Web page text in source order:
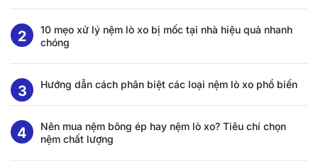
10 mẹo xử lý nệm lò xo bị mốc tại nhà hiệu quả nhanh
chóng
Hướng dẫn cách phân biệt các loại nệm lò xo phổ biến
Nên mua nệm bông ép hay nệm lò xo? Tiêu chí chọn
nệm chất lượng